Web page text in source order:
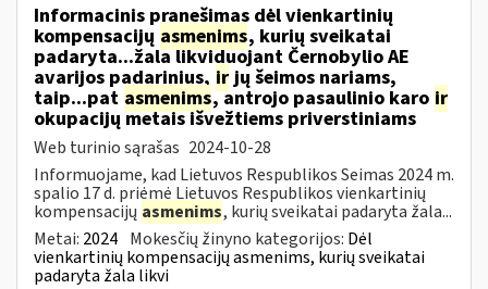
Informacinis pranešimas dėl vienkartinių
kompensacijų asmenims, kurių sveikatai
padaryta...žala likviduojant Černobylio AE
avarijos padarinius, irjų šeimos nariams,
taip...pat asmenims, antrojo pasaulinio karo ir
okupacijų metais išvežtiems priverstiniams
Web turinio sąrašas 2024-10-28
Informuojame, kad Lietuvos Respublikos Seimas 2024 m.
spalio 17 d. priėmė Lietuvos Respublikos vienkartinių
kompensacijų asmenims, kurių sveikatai padaryta žala...
Metai: 2024 Mokesčių žinyno kategorijos: Dėl
vienkartinių kompensacijų asmenims, kurių sveikatai
padaryta žala likvi